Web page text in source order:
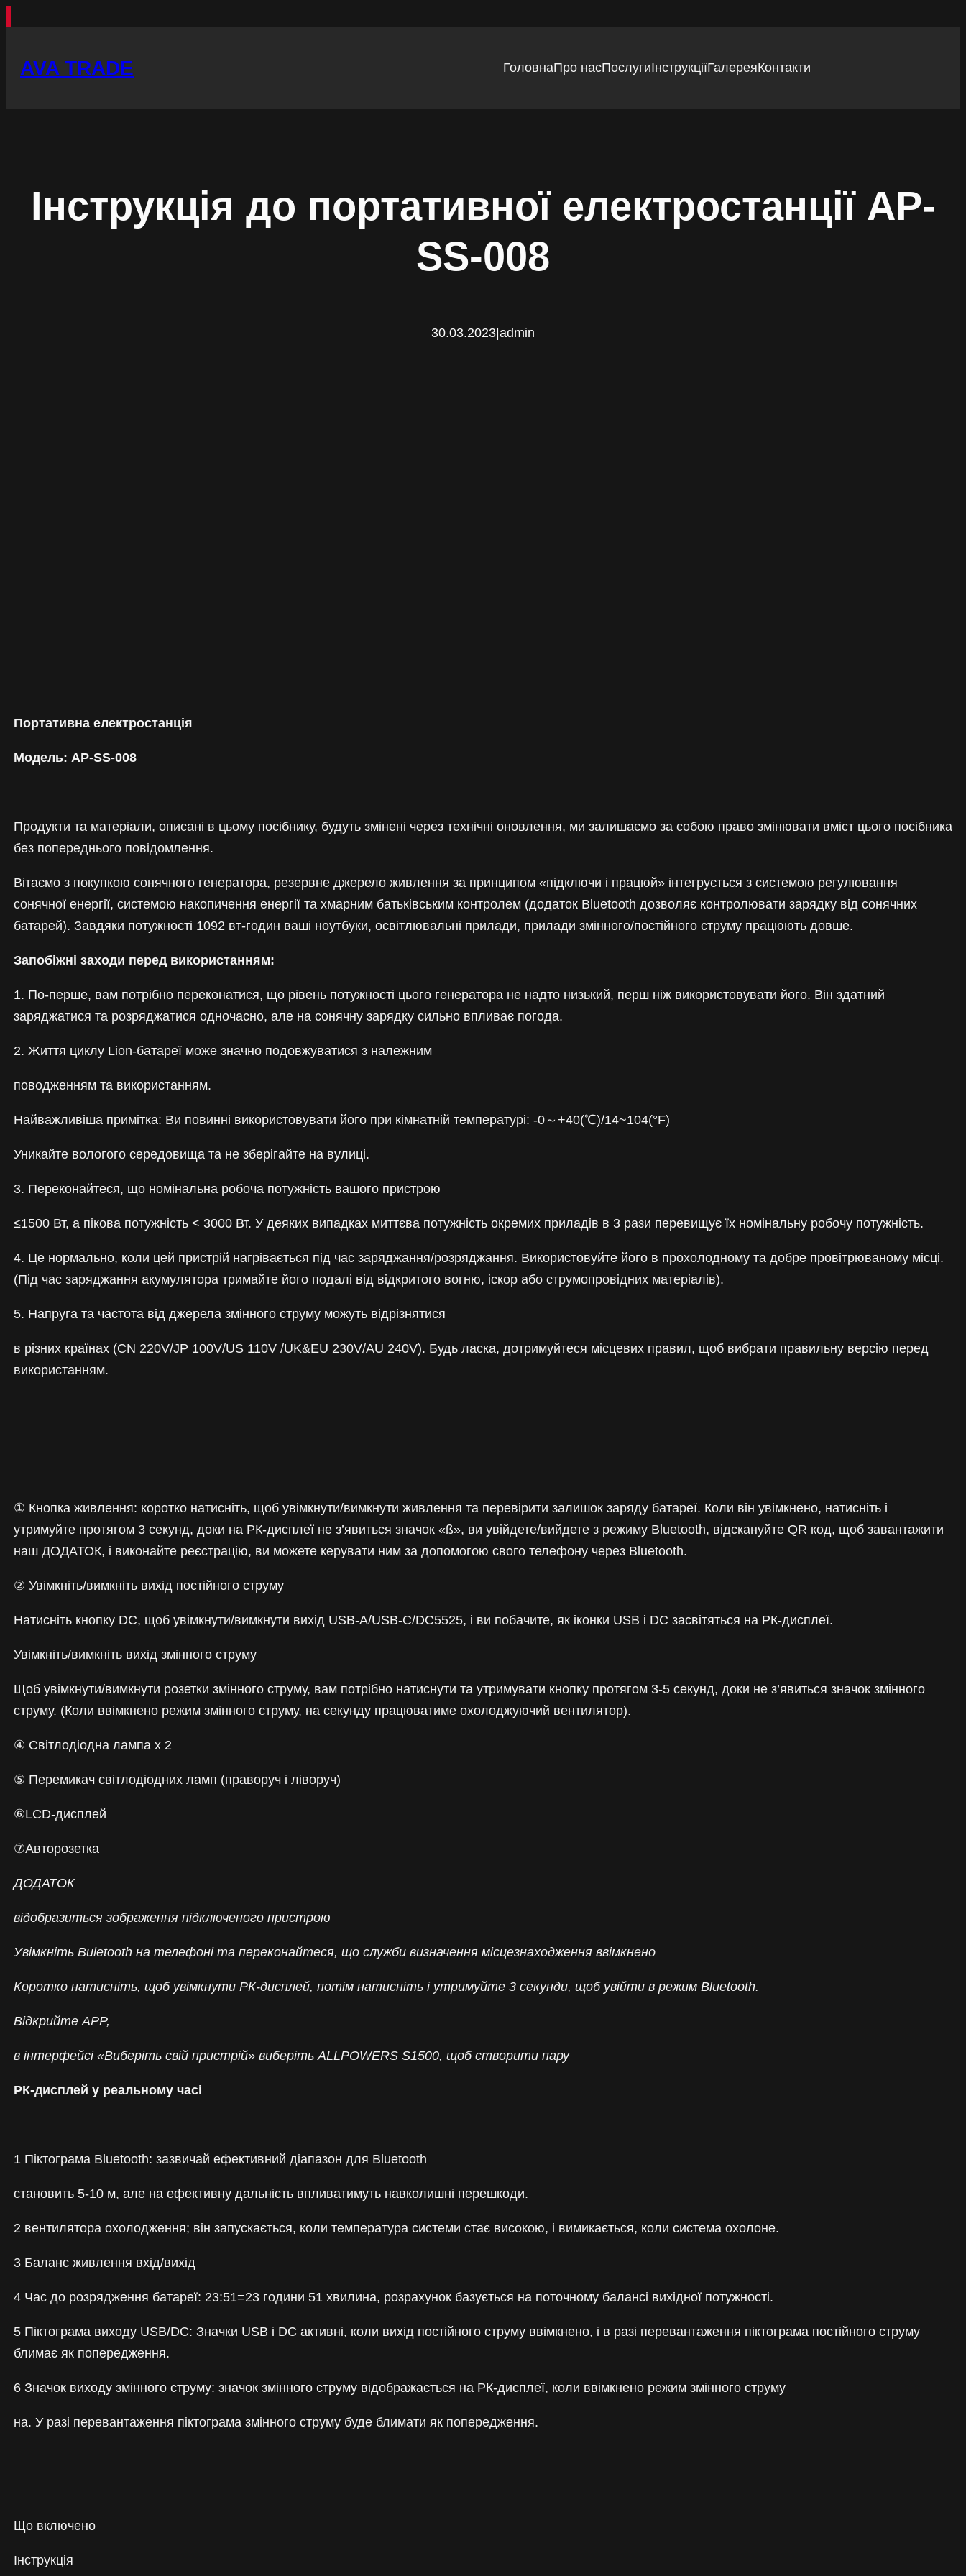
вмісту
AVA TRADE ГоловнаПро насПослугиІнструкціїГалереяКонтакти
Інструкція до портативної електростанції AP-
SS-008
30.03.2023|admin
Портативна електростанція
Модель: AP-SS-008
Продукти та матеріали, описані в цьому посібнику, будуть змінені через технічні оновлення, ми залишаємо за собою право змінювати вміст цього посібника
без попереднього повідомлення.
Вітаємо з покупкою сонячного генератора, резервне джерело живлення за принципом «підключи і працюй» інтегрується з системою регулювання
сонячної енергії, системою накопичення енергії та хмарним батьківським контролем (додаток Bluetooth дозволяє контролювати зарядку від сонячних
батарей). Завдяки потужності 1092 вт-годин ваші ноутбуки, освітлювальні прилади, прилади змінного/постійного струму працюють довше.
Запобіжні заходи перед використанням:
1. По-перше, вам потрібно переконатися, що рівень потужності цього генератора не надто низький, перш ніж використовувати його. Він здатний
заряджатися та розряджатися одночасно, але на сонячну зарядку сильно впливає погода.
2. Життя циклу Lion-батареї може значно подовжуватися з належним
поводженням та використанням.
Найважливіша примітка: Ви повинні використовувати його при кімнатній температурі: -0～+40(℃)/14~104(°F)
Уникайте вологого середовища та не зберігайте на вулиці.
3. Переконайтеся, що номінальна робоча потужність вашого пристрою
≤1500 Вт, а пікова потужність < 3000 Вт. У деяких випадках миттєва потужність окремих приладів в 3 рази перевищує їх номінальну робочу потужність.
4. Це нормально, коли цей пристрій нагрівається під час заряджання/розряджання. Використовуйте його в прохолодному та добре провітрюваному місці.
(Під час заряджання акумулятора тримайте його подалі від відкритого вогню, іскор або струмопровідних матеріалів).
5. Напруга та частота від джерела змінного струму можуть відрізнятися
в різних країнах (CN 220V/JP 100V/US 110V /UK&EU 230V/AU 240V). Будь ласка, дотримуйтеся місцевих правил, щоб вибрати правильну версію перед
використанням.
① Кнопка живлення: коротко натисніть, щоб увімкнути/вимкнути живлення та перевірити залишок заряду батареї. Коли він увімкнено, натисніть і
утримуйте протягом 3 секунд, доки на РК-дисплеї не з’явиться значок «ß», ви увійдете/вийдете з режиму Bluetooth, відскануйте QR код, щоб завантажити
наш ДОДАТОК, і виконайте реєстрацію, ви можете керувати ним за допомогою свого телефону через Bluetooth.
② Увімкніть/вимкніть вихід постійного струму
Натисніть кнопку DC, щоб увімкнути/вимкнути вихід USB-A/USB-C/DC5525, і ви побачите, як іконки USB і DC засвітяться на РК-дисплеї.
Увімкніть/вимкніть вихід змінного струму
Щоб увімкнути/вимкнути розетки змінного струму, вам потрібно натиснути та утримувати кнопку протягом 3-5 секунд, доки не з’явиться значок змінного
струму. (Коли ввімкнено режим змінного струму, на секунду працюватиме охолоджуючий вентилятор).
④ Світлодіодна лампа x 2
⑤ Перемикач світлодіодних ламп (праворуч і ліворуч)
⑥LCD-дисплей
⑦Авторозетка
ДОДАТОК
відобразиться зображення підключеного пристрою
Увімкніть Buletooth на телефоні та переконайтеся, що служби визначення місцезнаходження ввімкнено
Коротко натисніть, щоб увімкнути РК-дисплей, потім натисніть і утримуйте 3 секунди, щоб увійти в режим Bluetooth.
Відкрийте APP,
в інтерфейсі «Виберіть свій пристрій» виберіть ALLPOWERS S1500, щоб створити пару
РК-дисплей у реальному часі
1 Піктограма Bluetooth: зазвичай ефективний діапазон для Bluetooth
становить 5-10 м, але на ефективну дальність впливатимуть навколишні перешкоди.
2 вентилятора охолодження; він запускається, коли температура системи стає високою, і вимикається, коли система охолоне.
3 Баланс живлення вхід/вихід
4 Час до розрядження батареї: 23:51=23 години 51 хвилина, розрахунок базується на поточному балансі вихідної потужності.
5 Піктограма виходу USB/DC: Значки USB і DC активні, коли вихід постійного струму ввімкнено, і в разі перевантаження піктограма постійного струму
блимає як попередження.
6 Значок виходу змінного струму: значок змінного струму відображається на РК-дисплеї, коли ввімкнено режим змінного струму
на. У разі перевантаження піктограма змінного струму буде блимати як попередження.
Що включено
Інструкція